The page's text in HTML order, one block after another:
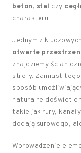
beton, stal czy
charakteru.
Jednym z
otwarte
znajdziemy ścian
strefy. Zamiast
sposób
naturalne
takie jak rury,
dodają surowego,
Wprowadzenie